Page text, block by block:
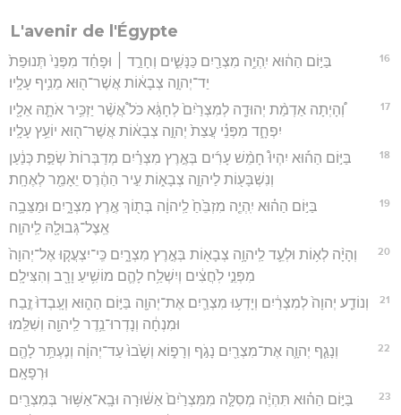
L'avenir de l'Égypte
16
בַּיּ֣וֹם הַה֔וּא יִֽהְיֶ֥ה מִצְרַ֖יִם כַּנָּשִׁ֑ים וְחָרַ֣ד ׀ וּפָחַ֗ד מִפְּנֵי֙ תְּנוּפַת֙
יַד־יְהוָ֣ה צְבָא֔וֹת אֲשֶׁר־ה֖וּא מֵנִ֥יף עָלָֽיו׃
17
וְ֠הָיְתָה אַדְמַ֨ת יְהוּדָ֤ה לְמִצְרַ֙יִם֙ לְחָגָּ֔א כֹּל֩ אֲשֶׁ֨ר יַזְכִּ֥יר אֹתָ֛הּ אֵלָ֖יו
יִפְחָ֑ד מִפְּנֵ֗י עֲצַת֙ יְהוָ֣ה צְבָא֔וֹת אֲשֶׁר־ה֖וּא יוֹעֵ֥ץ עָלָֽיו׃
18
בַּיּ֣וֹם הַה֡וּא יִהְיוּ֩ חָמֵ֨שׁ עָרִ֜ים בְּאֶ֣רֶץ מִצְרַ֗יִם מְדַבְּרוֹת֙ שְׂפַ֣ת כְּנַ֔עַן
וְנִשְׁבָּע֖וֹת לַיהוָ֣ה צְבָא֑וֹת עִ֣יר הַהֶ֔רֶס יֵאָמֵ֖ר לְאֶחָֽת׃
19
בַּיּ֣וֹם הַה֗וּא יִֽהְיֶ֤ה מִזְבֵּ֙חַ֙ לַֽיהוָ֔ה בְּת֖וֹךְ אֶ֣רֶץ מִצְרָ֑יִם וּמַצֵּבָ֥ה
אֵֽצֶל־גְּבוּלָ֖הּ לַֽיהוָֽה׃
20
וְהָיָ֨ה לְא֥וֹת וּלְעֵ֛ד לַֽיהוָ֥ה צְבָא֖וֹת בְּאֶ֣רֶץ מִצְרָ֑יִם כִּֽי־יִצְעֲק֤וּ אֶל־יְהוָה֙
מִפְּנֵ֣י לֹֽחֲצִ֔ים וְיִשְׁלַ֥ח לָהֶ֛ם מוֹשִׁ֥יעַ וָרָ֖ב וְהִצִּילָֽם׃
21
וְנוֹדַ֤ע יְהוָה֙ לְמִצְרַ֔יִם וְיָדְע֥וּ מִצְרַ֛יִם אֶת־יְהוָ֖ה בַּיּ֣וֹם הַה֑וּא וְעָֽבְדוּ֙ זֶ֣בַח
וּמִנְחָ֔ה וְנָדְרוּ־נֵ֥דֶר לַֽיהוָ֖ה וְשִׁלֵּֽמוּ׃
22
וְנָגַ֧ף יְהוָ֛ה אֶת־מִצְרַ֖יִם נָגֹ֣ף וְרָפ֑וֹא וְשָׁ֙בוּ֙ עַד־יְהוָ֔ה וְנֶעְתַּ֥ר לָהֶ֖ם
וּרְפָאָֽם׃
23
בַּיּ֣וֹם הַה֗וּא תִּהְיֶ֨ה מְסִלָּ֤ה מִמִּצְרַ֙יִם֙ אַשּׁ֔וּרָה וּבָֽא־אַשּׁ֥וּר בְּמִצְרַ֖יִם